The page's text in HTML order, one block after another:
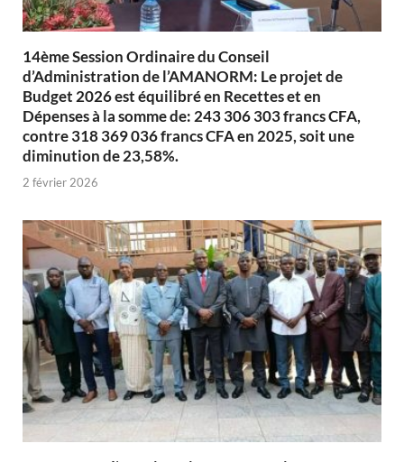
14ème Session Ordinaire du Conseil
d’Administration de l’AMANORM: Le projet de
Budget 2026 est équilibré en Recettes et en
Dépenses à la somme de: 243 306 303 francs CFA,
contre 318 369 036 francs CFA en 2025, soit une
diminution de 23,58%.
2 février 2026